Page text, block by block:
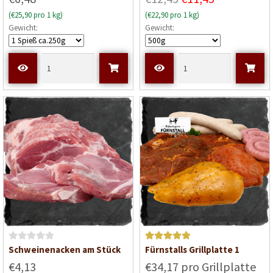
w
e
r
m
i
t
0
v
o
n
5
(€25,90 pro 1 kg)
Gewicht:
w
e
r
m
i
t
o
n
5
(€22,90 pro 1 kg)
Gewicht:
B
Schweinenacken am Stück
€4,13
Bewertet mit
Fürnstalls Grillplatte 1
€34,17 pro Grillplatte